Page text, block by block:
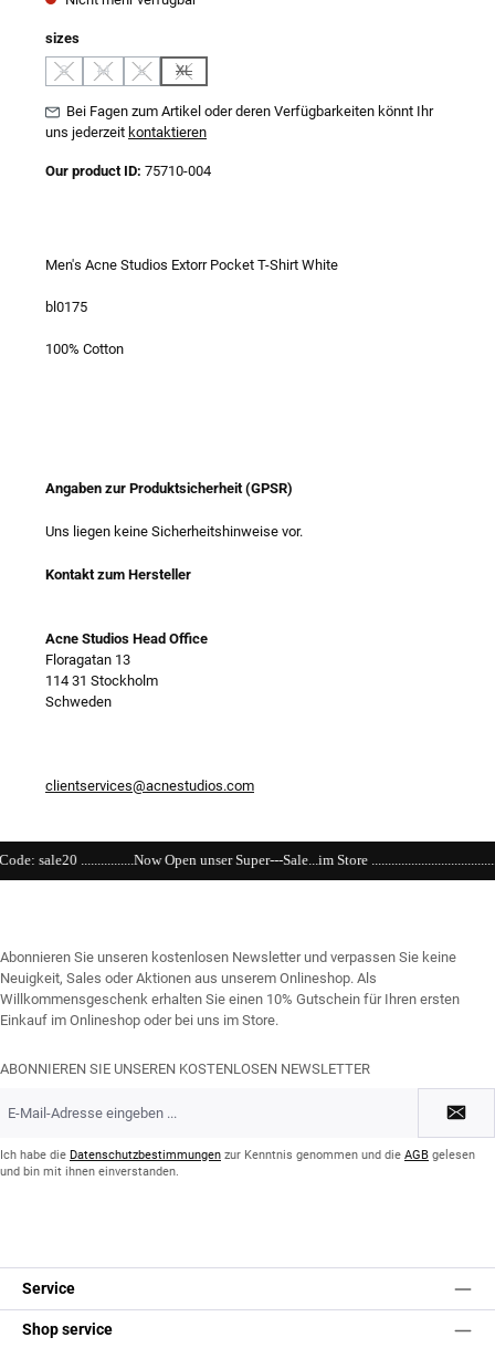
sizesauswählen
S
(Diese Option ist zurzeit nicht verfügbar.)
M
(Diese Option ist zurzeit nicht verfügbar.)
L
(Diese Option ist zurzeit nicht verfügbar.)
XL
(Diese Option ist zurzeit nicht verfügbar.)
Bei Fagen zum Artikel oder deren Verfügbarkeiten könnt Ihr
uns jederzeit kontaktieren
Our product ID: 75710-004
Men's Acne Studios Extorr Pocket T-Shirt White
bl0175
100% Cotton
Angaben zur Produktsicherheit (GPSR)
Uns liegen keine Sicherheitshinweise vor.
Kontakt zum Hersteller
Acne Studios Head Office
Floragatan 13
114 31 Stockholm
Schweden
clientservices@acnestudios.com
Open unser Super---Sale...im Store
Abonnieren Sie unseren kostenlosen Newsletter und verpassen Sie keine
Neuigkeit, Sales oder Aktionen aus unserem Onlineshop. Als
Willkommensgeschenk erhalten Sie einen 10% Gutschein für Ihren ersten
Einkauf im Onlineshop oder bei uns im Store.
ABONNIEREN SIE UNSEREN KOSTENLOSEN NEWSLETTER
Mail-
*Ich habe die Datenschutzbestimmungen zur Kenntnis genommen und die AGB gelesen
und bin mit ihnen einverstanden.
Service
Shop service